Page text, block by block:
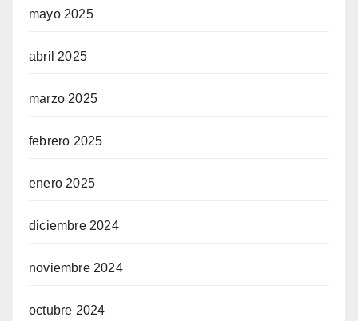
mayo 2025
abril 2025
marzo 2025
febrero 2025
enero 2025
diciembre 2024
noviembre 2024
octubre 2024